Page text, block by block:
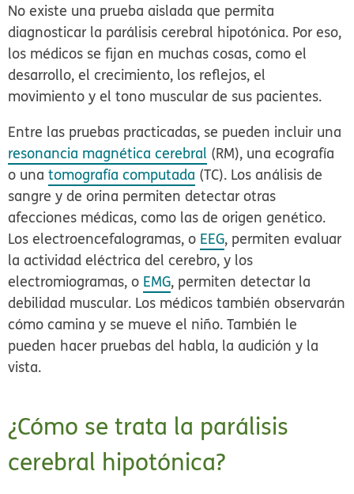
No existe una prueba aislada que permita
diagnosticar la parálisis cerebral hipotónica. Por eso,
los médicos se fijan en muchas cosas, como el
desarrollo, el crecimiento, los reflejos, el
movimiento y el tono muscular de sus pacientes.
Entre las pruebas practicadas, se pueden incluir una
resonancia magnética cerebral (RM), una ecografía
o unatomografía computada (TC). Los análisis de
sangre y de orina permiten detectar otras
afecciones médicas, como las de origen genético.
Los electroencefalogramas, o EEG, permiten evaluar
la actividad eléctrica del cerebro, y los
electromiogramas, o EMG, permiten detectar la
debilidad muscular. Los médicos también observarán
cómo camina y se mueve el niño. También le
pueden hacer pruebas del habla, la audición y la
vista.
¿Cómo se trata la parálisis
cerebral hipotónica?